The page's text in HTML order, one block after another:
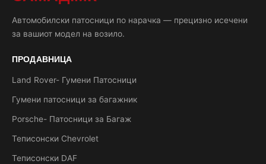
Автомобилски патосници по нарачка — прецизно исечени
за вашиот модел на возило.
ПРОДАВНИЦА
Land Rover- Гумени Патосници
Гумени патосници за багажник
Porsche- Патосници за Багаж
Теписонски Chevrolet
Теписонски DAF